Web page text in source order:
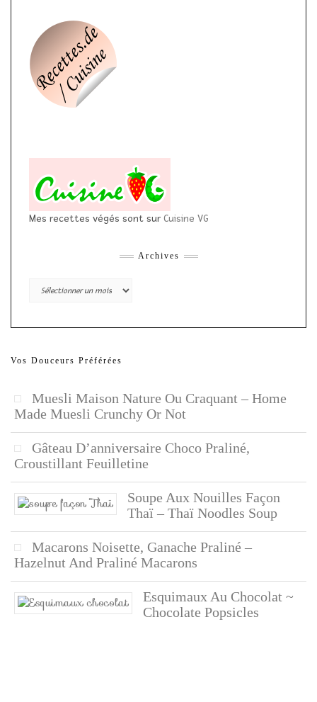
Mes recettes végés sont sur Cuisine VG
Archives
Archives
Vos Douceurs Préférées
Muesli Maison Nature Ou Craquant – Home
Made Muesli Crunchy Or Not
Gâteau D’anniversaire Choco Praliné,
Croustillant Feuilletine
Soupe Aux Nouilles Façon
Thaï – Thaï Noodles Soup
Macarons Noisette, Ganache Praliné –
Hazelnut And Praliné Macarons
Esquimaux Au Chocolat ~
Chocolate Popsicles